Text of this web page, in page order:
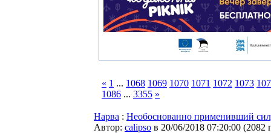
« 1 ... 1068 1069 1070 1071 1072 1073
1086 ... 3355 »
Нарва : Необоснованно применивший
Автор: calipso в 20/06/2018 07:20:00 (2082